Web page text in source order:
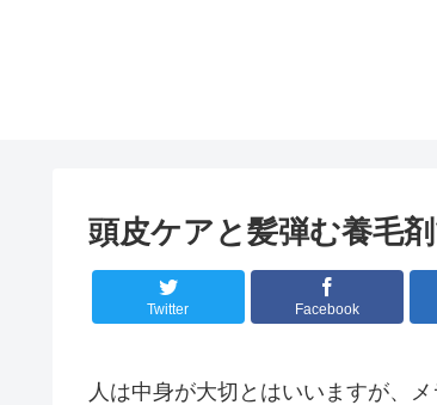
頭皮ケアと髪弾む養毛
Twitter Facebook
人は中身が大切とはいいますが、